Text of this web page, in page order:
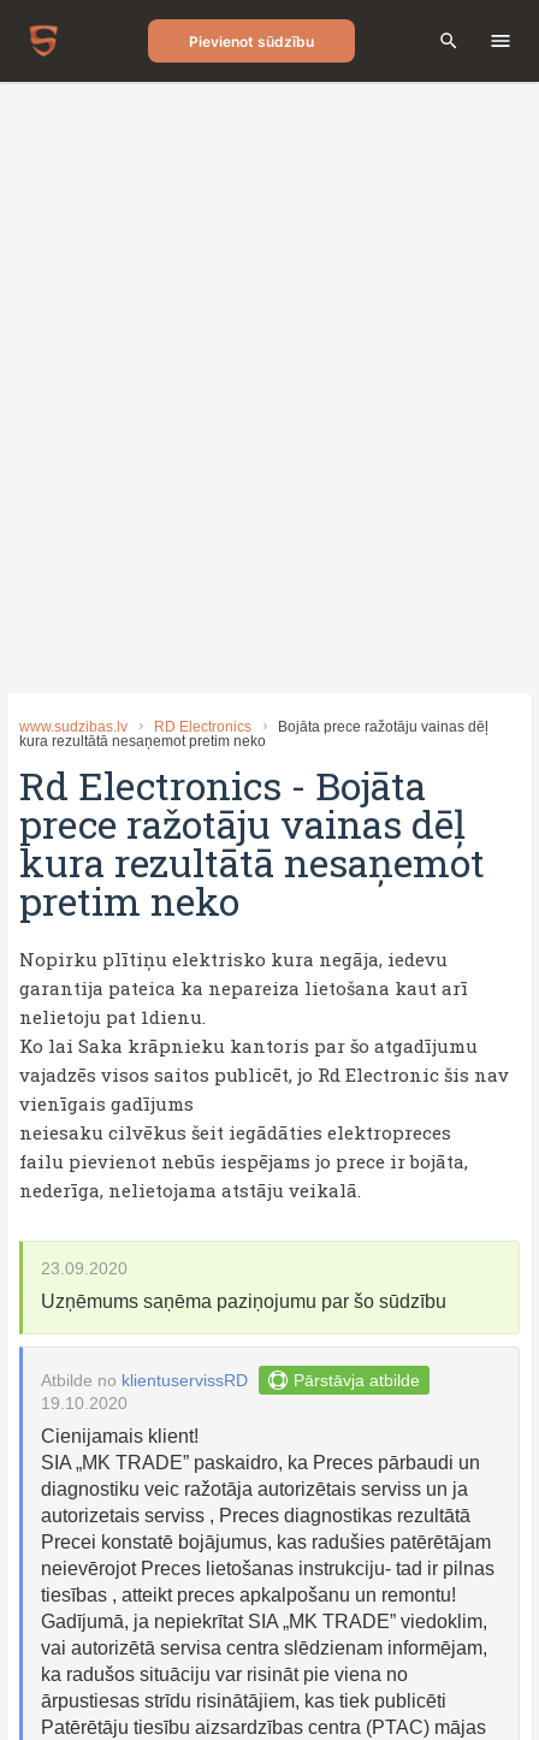
Pievienot sūdzību
www.sudzibas.lv RD Electronics
Bojāta prece ražotāju vainas dēļ
kura rezultātā nesaņemot pretim neko
Rd Electronics - Bojāta
prece ražotāju vainas dēļ
kura rezultātā nesaņemot
pretim neko
Nopirku plītiņu elektrisko kura negāja, iedevu
garantija pateica ka nepareiza lietošana kaut arī
nelietoju pat 1dienu.
Ko lai Saka krāpnieku kantoris par šo atgadījumu
vajadzēs visos saitos publicēt, jo Rd Electronic šis nav
vienīgais gadījums
neiesaku cilvēkus šeit iegādāties elektropreces
failu pievienot nebūs iespējams jo prece ir bojāta,
nederīga, nelietojama atstāju veikalā.
23.09.2020
Uzņēmums saņēma paziņojumu par šo sūdzību
Atbilde no klientuservissRD
Pārstāvja atbilde
19.10.2020
Cienijamais klient!
SIA „MK TRADE” paskaidro, ka Preces pārbaudi un
diagnostiku veic ražotāja autorizētais serviss un ja
autorizetais serviss , Preces diagnostikas rezultātā
Precei konstatē bojājumus, kas radušies patērētājam
neievērojot Preces lietošanas instrukciju- tad ir pilnas
tiesības , atteikt preces apkalpošanu un remontu!
Gadījumā, ja nepiekrītat SIA „MK TRADE” viedoklim,
vai autorizētā servisa centra slēdzienam informējam,
ka radušos situāciju var risināt pie viena no
ārpustiesas strīdu risinātājiem, kas tiek publicēti
Patērētāju tiesību aizsardzības centra (PTAC) mājas